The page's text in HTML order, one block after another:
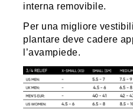
interna removibile.
Per una migliore
plantare deve cadere
l’avampiede.